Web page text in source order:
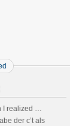
I realized …
der c’t als